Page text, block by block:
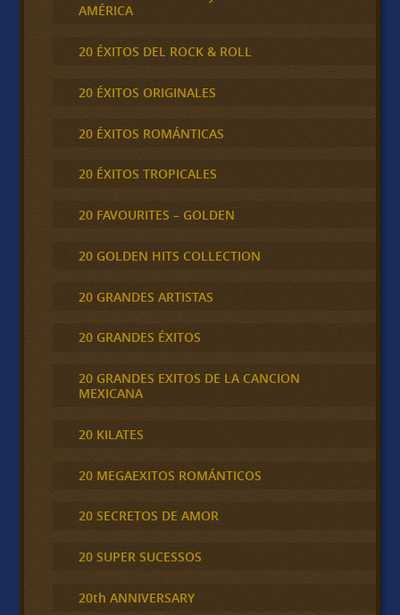
AMÉRICA
20 ÉXITOS DEL ROCK & ROLL
20 ÉXITOS ORIGINALES
20 ÉXITOS ROMÁNTICAS
20 ÉXITOS TROPICALES
20 FAVOURITES – GOLDEN
20 GOLDEN HITS COLLECTION
20 GRANDES ARTISTAS
20 GRANDES ÉXITOS
20 GRANDES EXITOS DE LA CANCION
MEXICANA
20 KILATES
20 MEGAEXITOS ROMÁNTICOS
20 SECRETOS DE AMOR
20 SUPER SUCESSOS
20th ANNIVERSARY